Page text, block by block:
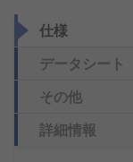
仕様
データシート
その他
詳細情報